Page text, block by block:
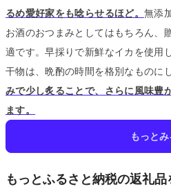
るめ愛好家をも唸らせるほど。 無添
お酒のおつまみとしてはもちろん、
適です。早採りで新鮮なイカを使用
干物は、晩酌の時間を格別なものに
みで少し炙ることで、さらに風味豊
ます。
もっとみ
もっとふるさと納税の返礼